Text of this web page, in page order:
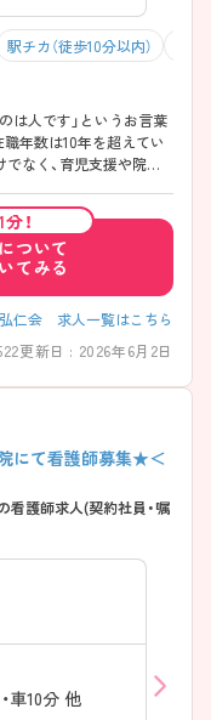
駅チカ（徒歩10分以内）
は人です」というお言葉
！
ついて
てみる
仁会 求人一覧はこちら
更新日 : 2026年6月2日
にて看護師募集★＜
護師求人(契約社員・嘱
車10分 他